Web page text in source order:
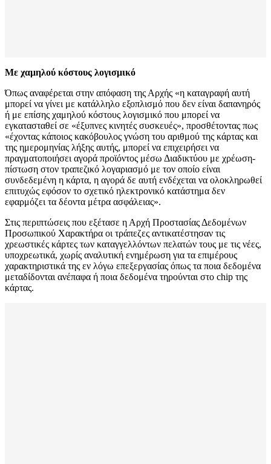
Με χαμηλού κόστους λογισμικό
Όπως αναφέρεται στην απόφαση της Αρχής «η καταγραφή αυτή
μπορεί να γίνει με κατάλληλο εξοπλισμό που δεν είναι δαπανηρός
ή με επίσης χαμηλού κόστους λογισμικό που μπορεί να
εγκατασταθεί σε «έξυπνες κινητές συσκευές», προσθέτοντας πως
«έχοντας κάποιος κακόβουλος γνώση του αριθμού της κάρτας και
της ημερομηνίας λήξης αυτής, μπορεί να επιχειρήσει να
πραγματοποιήσει αγορά προϊόντος μέσω Διαδικτύου με χρέωση-
πίστωση στον τραπεζικό λογαριασμό με τον οποίο είναι
συνδεδεμένη η κάρτα, η αγορά δε αυτή ενδέχεται να ολοκληρωθεί
επιτυχώς εφόσον το σχετικό ηλεκτρονικό κατάστημα δεν
εφαρμόζει τα δέοντα μέτρα ασφάλειας».
Στις περιπτώσεις που εξέτασε η Αρχή Προστασίας Δεδομένων
Προσωπικού Χαρακτήρα οι τράπεζες αντικατέστησαν τις
χρεωστικές κάρτες των καταγγελλόντων πελατών τους με τις νέες,
υποχρεωτικά, χωρίς αναλυτική ενημέρωση για τα επιμέρους
χαρακτηριστικά της εν λόγω επεξεργασίας όπως τα ποια δεδομένα
μεταδίδονται ανέπαφα ή ποια δεδομένα τηρούνται στο chip της
κάρτας.